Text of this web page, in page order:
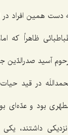
دست همین افراد
ظاهراً كه
آسید صدرالدّین
در قید
بود و عدّه‌ای
داشتند،